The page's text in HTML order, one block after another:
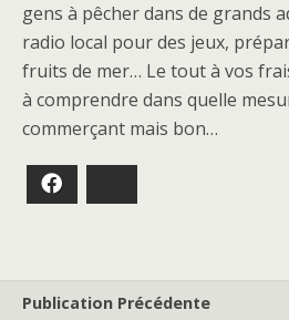
gens à pêcher dans de grands
radio local pour des jeux,
fruits de mer… Le tout à vos
à comprendre dans quelle
commerçant mais bon…
Publication Précédente